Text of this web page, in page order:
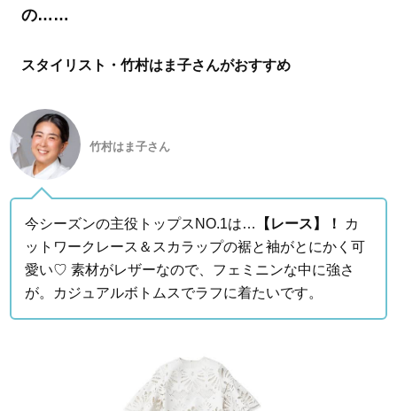
の……
スタイリスト・竹村はま子さんがおすすめ
竹村はま子さん
今シーズンの主役トップスNO.1は… 【レース】！
カ
ットワークレース＆スカラップの裾と袖がとにかく可
愛い♡ 素材がレザーなので、フェミニンな中に強さ
が。カジュアルボトムスでラフに着たいです。